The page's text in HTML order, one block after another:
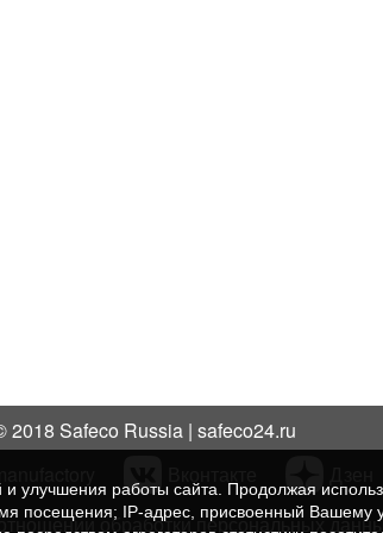
2018 Safeco Russia | safeco24.ru
обработки персональных
и улучшения работы сайта. Продолжая
посещения; IP-адрес, присвоенный